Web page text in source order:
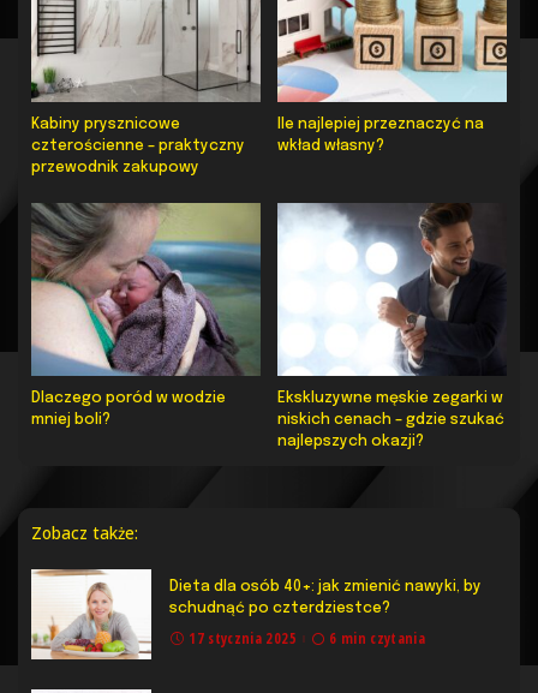
Kabiny prysznicowe
czterościenne – praktyczny
przewodnik zakupowy
Ile najlepiej przeznaczyć na
wkład własny?
Dlaczego poród w wodzie
mniej boli?
Ekskluzywne męskie zegarki w
niskich cenach – gdzie szukać
najlepszych okazji?
Zobacz także:
Dieta dla osób 40+: jak zmienić nawyki, by
schudnąć po czterdziestce?
17 stycznia 2025 6 min czytania